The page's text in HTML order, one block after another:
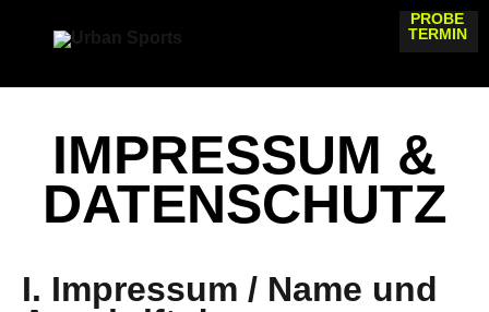
PROBE
TERMIN
IMPRESSUM &
DATENSCHUTZ
I. Impressum / Name und